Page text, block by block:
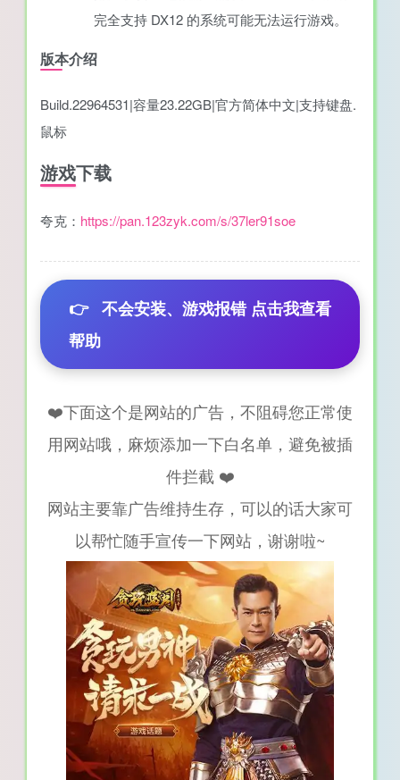
完全支持 DX12 的系统可能无法运行游戏。
版本介绍
Build.22964531|容量23.22GB|官方简体中文|支持键盘.
鼠标
游戏下载
夸克： https://pan.123zyk.com/s/37ler91soe
👉 不会安装、游戏报错 点击我查看
帮助
❤️下面这个是网站的广告，不阻碍您正常使
用网站哦，麻烦添加一下白名单，避免被插
件拦截 ❤️
网站主要靠广告维持生存，可以的话大家可
以帮忙随手宣传一下网站，谢谢啦~